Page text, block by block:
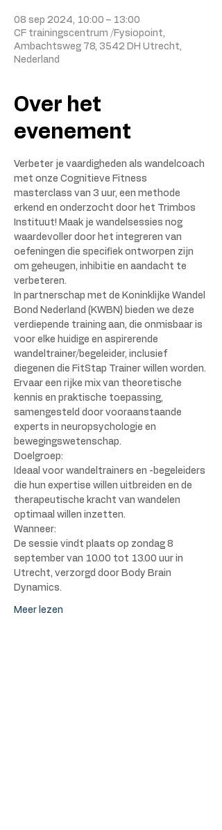
08 sep 2024, 10:00 – 13:00
CF trainingscentrum /Fysiopoint,
Ambachtsweg 78, 3542 DH Utrecht,
Nederland
Over het
evenement
Verbeter je vaardigheden als wandelcoach
met onze Cognitieve Fitness
masterclass van 3 uur, een methode
erkend en onderzocht door het Trimbos
Instituut! Maak je wandelsessies nog
waardevoller door het integreren van
oefeningen die specifiek ontworpen zijn
om geheugen, inhibitie en aandacht te
verbeteren.
In partnerschap met de Koninklijke Wandel
Bond Nederland (KWBN) bieden we deze
verdiepende training aan, die onmisbaar is
voor elke huidige en aspirerende
wandeltrainer/begeleider, inclusief
diegenen die FitStap Trainer willen worden.
Ervaar een rijke mix van theoretische
kennis en praktische toepassing,
samengesteld door vooraanstaande
experts in neuropsychologie en
bewegingswetenschap.
Doelgroep:
Ideaal voor wandeltrainers en -begeleiders
die hun expertise willen uitbreiden en de
therapeutische kracht van wandelen
optimaal willen inzetten.
Wanneer:
De sessie vindt plaats op zondag 8
september van 10.00 tot 13.00 uur in
Utrecht, verzorgd door Body Brain
Dynamics.
Meer lezen